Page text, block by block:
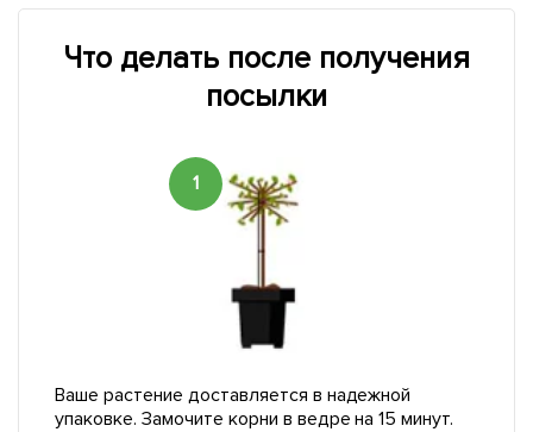
Что делать после получения
посылки
1
Ваше растение доставляется в надежной
упаковке. Замочите корни в ведре на 15 минут.